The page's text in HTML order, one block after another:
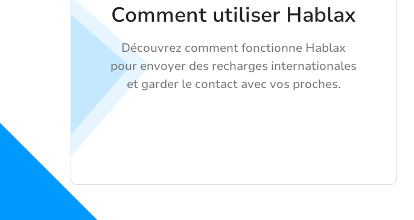
Comment utiliser Hablax
Découvrez comment fonctionne Hablax
pour envoyer des recharges internationales
et garder le contact avec vos proches.